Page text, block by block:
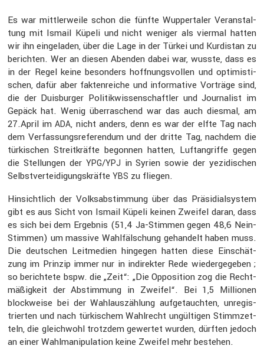
Es war mittler­weile schon die fünfte Wupper­taler Veran­stal­
tung mit Ismail Küpeli und nicht weniger als viermal hatten
wir ihn einge­laden, über die Lage in der Türkei und Kurdi­stan zu
berichten. Wer an diesen Abenden dabei war, wusste, dass es
in der Regel keine beson­ders hoffnungs­vollen und optimis­ti­
schen, dafür aber fakten­reiche und infor­ma­tive Vorträge sind,
die der Duisburger Politik­wis­sen­schaftler und Journa­list im
Gepäck hat. Wenig überra­schend war das auch diesmal, am
27.April imADA, nicht anders, denn es war der elfte Tag nach
dem Verfas­sungs­re­fe­rendum und der dritte Tag, nachdem die
türki­schen Streit­kräfte begonnen hatten, Luftan­griffe gegen
die Stellungen der YPG/YPJ in Syrien sowie der yezidi­schen
Selbst­ver­tei­di­gungs­kräfte YBS zu fliegen.
Hinsicht­lich der Volks­ab­stim­mung über das Präsi­di­al­system
gibt es aus Sicht von Ismail Küpeli keinen Zweifel daran, dass
es sich bei dem Ergebnis (51,4 Ja-Stimmen gegen 48,6 Nein-
Stimmen) um massive Wahlfäl­schung gehan­delt haben muss.
Die deutschen Leitme­dien hingegen hatten diese Einschät­
zung im Prinzip immer nur in indirekter Rede wieder­ge­geben ;
so berich­tete bspw. die „Zeit“: „Die Opposi­tion zog die Recht­
mä­ßig­keit der Abstim­mung in Zweifel“. Bei 1,5 Millionen
block­weise bei der Wahlaus­zäh­lung aufge­tauchten, unregis­
trierten und nach türki­schem Wahlrecht ungül­tigen Stimm­zet­
teln, die gleich­wohl trotzdem gewertet wurden, dürften jedoch
an einer Wahlma­ni­pu­la­tion keine Zweifel mehr bestehen.